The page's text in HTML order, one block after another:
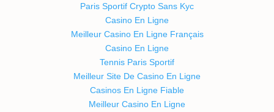
Paris Sportif Crypto Sans Kyc
Casino En Ligne
Meilleur Casino En Ligne Français
Casino En Ligne
Tennis Paris Sportif
Meilleur Site De Casino En Ligne
Casinos En Ligne Fiable
Meilleur Casino En Ligne